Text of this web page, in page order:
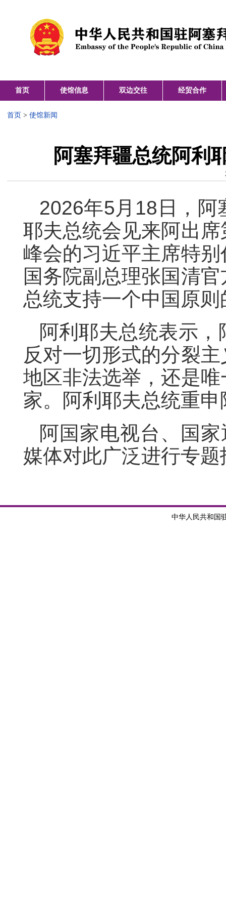
首页 使馆信息 双边交往 经贸合作
首页 > 使馆新闻
阿塞拜疆总统阿利
2026年5月18日，阿
耶夫总统会见来阿出
峰会的习近平主席特
国务院副总理张国清
总统支持一个中国原
阿利耶夫总统表示
反对一切形式的分裂
地区非法选举，还是
家。阿利耶夫总统重
阿国家电视台、国
媒体对此广泛进行专题
中华人民共和国